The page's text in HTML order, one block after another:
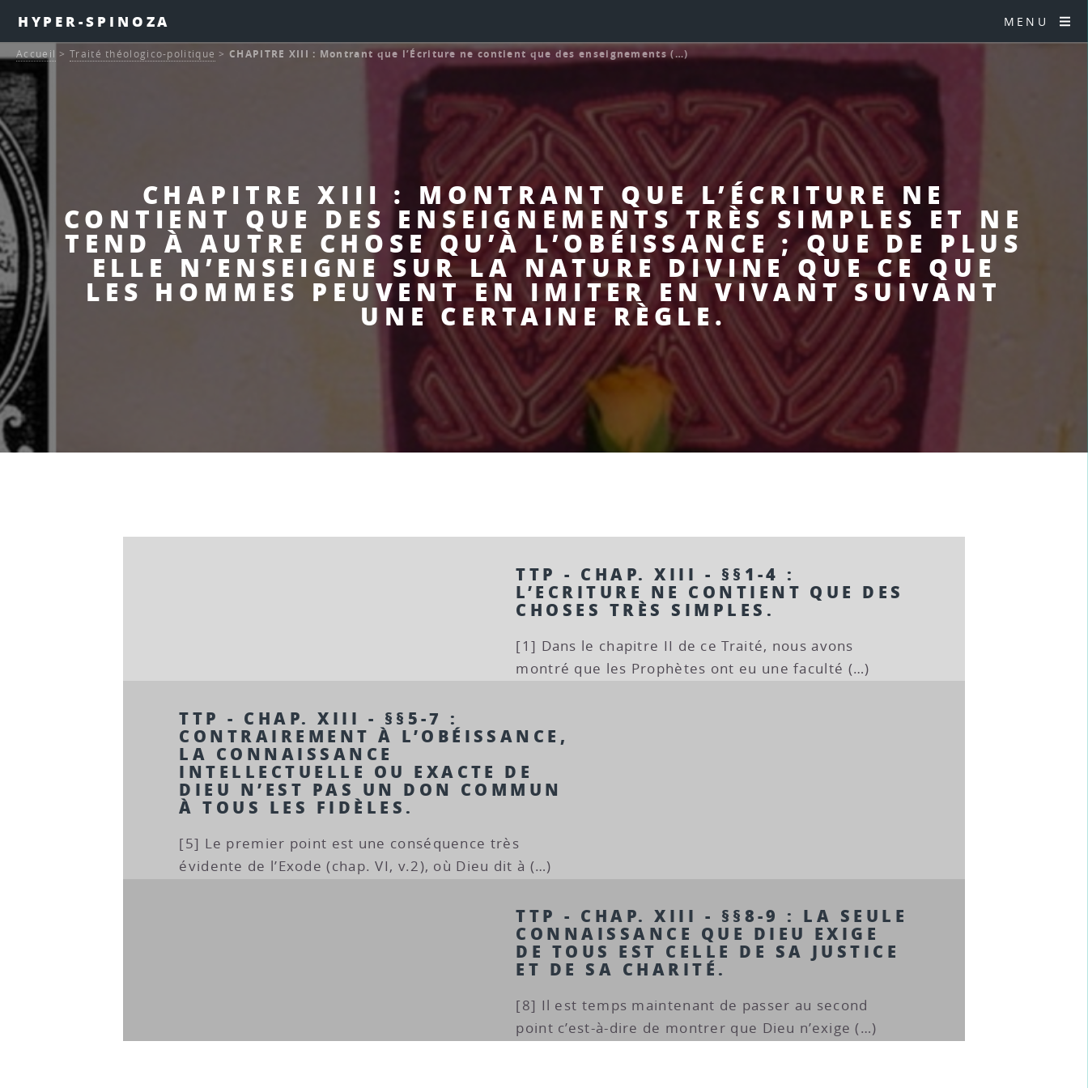
HYPER-SPINOZA MENU
CHAPITRE XIII : MONTRANT QUE L’ÉCRITURE NE
CONTIENT QUE DES ENSEIGNEMENTS TRÈS SIMPLES ET NE
TEND À AUTRE CHOSE QU’À L’OBÉISSANCE ; QUE DE PLUS
ELLE N’ENSEIGNE SUR LA NATURE DIVINE QUE CE QUE
LES HOMMES PEUVENT EN IMITER EN VIVANT SUIVANT
UNE CERTAINE RÈGLE.
Accueil >Traité théologico-politique >CHAPITRE XIII : Montrant que l’Écriture ne contient que des enseignements (…)
TTP - CHAP. XIII - §§1-4 :
L’ECRITURE NE CONTIENT QUE DES
CHOSES TRÈS SIMPLES.
[1] Dans le chapitre II de ce Traité, nous avons
montré que les Prophètes ont eu une faculté (…)
TTP - CHAP. XIII - §§5-7 :
CONTRAIREMENT À L’OBÉISSANCE,
LA CONNAISSANCE
INTELLECTUELLE OU EXACTE DE
DIEU N’EST PAS UN DON COMMUN
À TOUS LES FIDÈLES.
[5] Le premier point est une conséquence très
évidente de l’Exode (chap. VI, v.2), où Dieu dit à (…)
TTP - CHAP. XIII - §§8-9 : LA SEULE
CONNAISSANCE QUE DIEU EXIGE
DE TOUS EST CELLE DE SA JUSTICE
ET DE SA CHARITÉ.
[8] Il est temps maintenant de passer au second
point c’est-à-dire de montrer que Dieu n’exige (…)